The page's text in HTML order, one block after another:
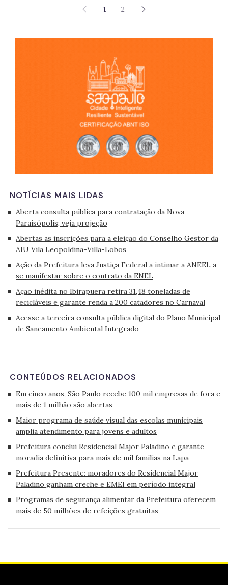
1 2
NOTÍCIAS MAIS LIDAS
Aberta consulta pública para contratação da Nova
Paraisópolis; veja projeção
Abertas as inscrições para a eleição do Conselho Gestor da
AIU Vila Leopoldina-Villa-Lobos
Ação da Prefeitura leva Justiça Federal a intimar a ANEEL a
se manifestar sobre o contrato da ENEL
Ação inédita no Ibirapuera retira 31,48 toneladas de
recicláveis e garante renda a 200 catadores no Carnaval
Acesse a terceira consulta pública digital do Plano Municipal
de Saneamento Ambiental Integrado
CONTEÚDOS RELACIONADOS
Em cinco anos, São Paulo recebe 100 mil empresas de fora e
mais de 1 milhão são abertas
Maior programa de saúde visual das escolas municipais
amplia atendimento para jovens e adultos
Prefeitura conclui Residencial Major Paladino e garante
moradia definitiva para mais de mil famílias na Lapa
Prefeitura Presente: moradores do Residencial Major
Paladino ganham creche e EMEI em período integral
Programas de segurança alimentar da Prefeitura oferecem
mais de 50 milhões de refeições gratuitas